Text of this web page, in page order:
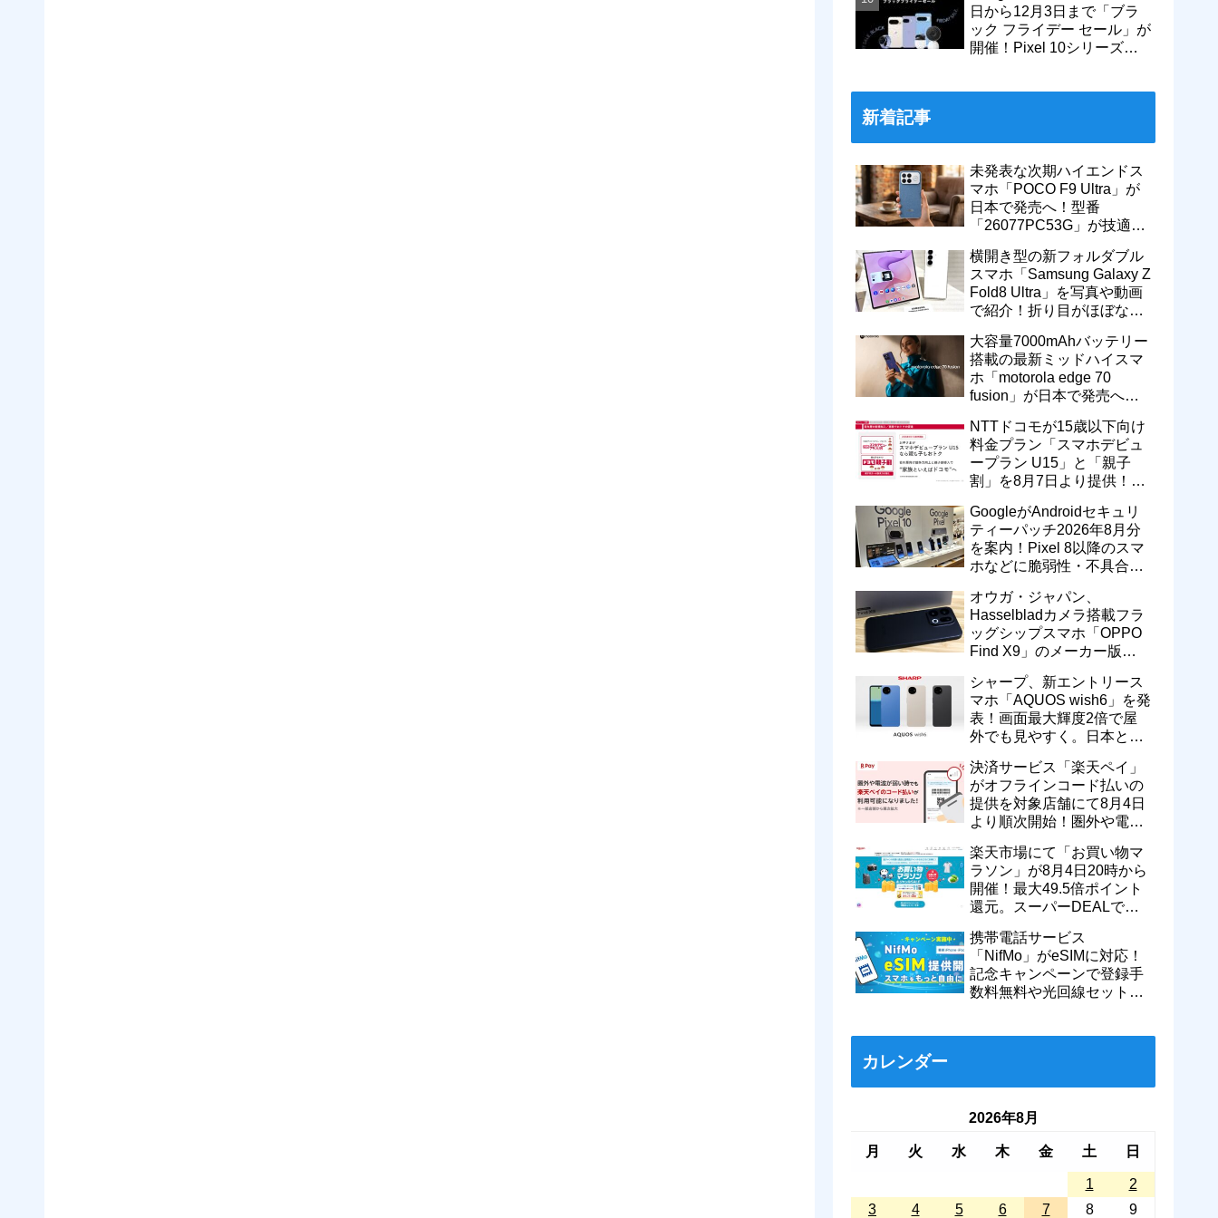
日から12月3日まで「ブラ
ック フライデー セール」が
開催！Pixel 10シリーズや
新着記事
未発表な次期ハイエンドス
マホ「POCO F9 Ultra」が
日本で発売へ！型番
「26077PC53G」が技適通
テリー搭載に
横開き型の新フォルダブル
スマホ「Samsung Galaxy Z
Fold8 Ultra」を写真や動画
で紹介！折り目がほぼない
ト】
大容量7000mAhバッテリー
搭載の最新ミッドハイスマ
ホ「motorola edge 70
fusion」が日本で発売へ！
過
NTTドコモが15歳以下向け
料金プラン「スマホデビュ
ープラン U15」と「親子
割」を8月7日より提供！親
550円割引に
GoogleがAndroidセキュリ
ティーパッチ2026年8月分
を案内！Pixel 8以降のスマ
ホなどに脆弱性・不具合の
新が提供開始
オウガ・ジャパン、
Hasselbladカメラ搭載フラ
ッグシップスマホ「OPPO
Find X9」のメーカー版
げ！15万9800円に
シャープ、新エントリース
マホ「AQUOS wish6」を発
表！画面最大輝度2倍で屋
外でも見やすく。日本と台
売
決済サービス「楽天ペイ」
がオフラインコード払いの
提供を対象店舗にて8月4日
より順次開始！圏外や電波
に
楽天市場にて「お買い物マ
ラソン」が8月4日20時から
開催！最大49.5倍ポイント
還元。スーパーDEALで
など
携帯電話サービス
「NifMo」がeSIMに対応！
記念キャンペーンで登録手
数料無料や光回線セットで
カレンダー
2026年8月
月 火 水 木 金 土 日
1
2
3
4 5 6 7 8 9